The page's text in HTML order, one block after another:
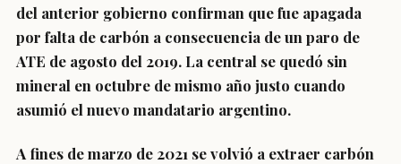
del anterior gobierno confirman que fue apagada
por falta de carbón a consecuencia de un paro de
ATE de agosto del 2019. La central se quedó sin
mineral en octubre de mismo año justo cuando
asumió el nuevo mandatario argentino.
A fines de marzo de 2021 se volvió a extraer carbón